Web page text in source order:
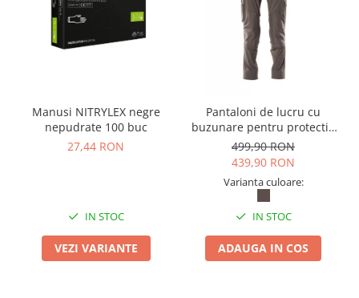
Table magnetice (whiteboard-uri)
Electronice si accesorii tech
Gadgeturi mobile
Baterii si acumulatori
Cabluri si conectivitate
Ceasuri smart - Smartwatch
Baterii externe - Powerbanks
Manusi NITRYLEX negre
nepudrate 100 buc
27,44 RON
IN STOC
VEZI VARIANTE
Pantaloni de lucru cu
buzunare pentru protectie
la genunchi Mascot®
ACCELERATE
499,90 RON
439,90 RON
Varianta culoare:
IN STOC
ADAUGA IN COS